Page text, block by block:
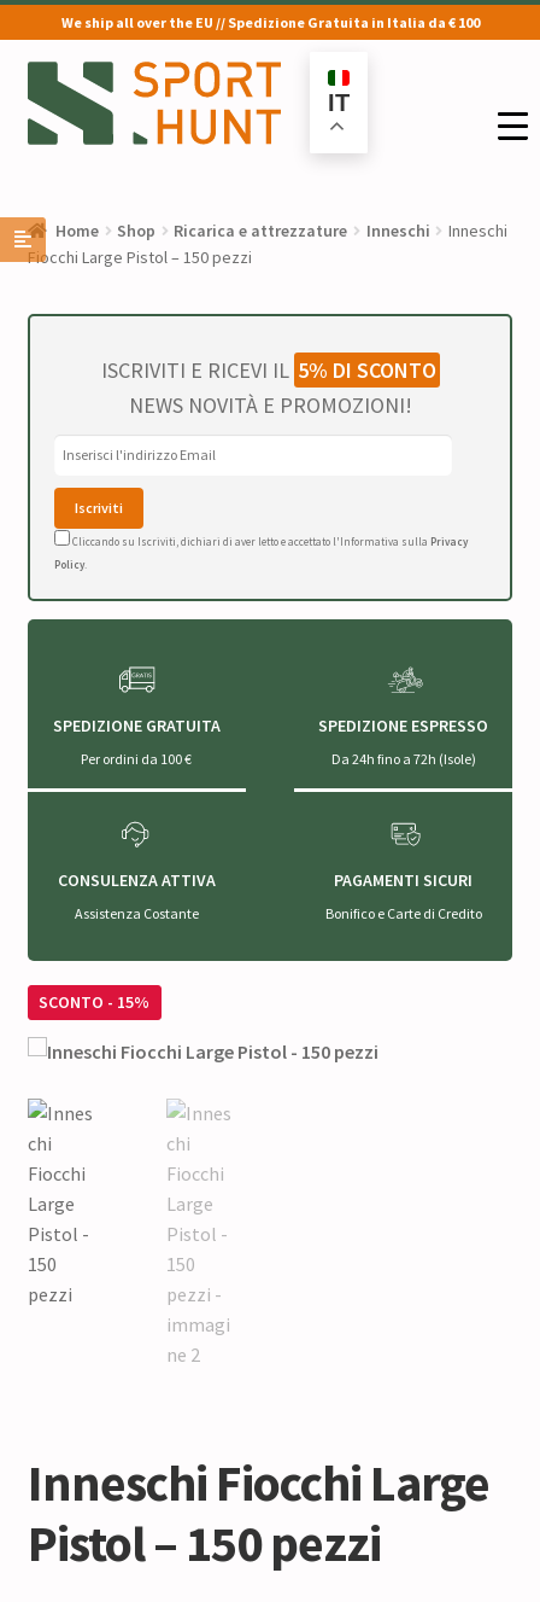
We ship all over the EU // Spedizione Gratuita in Italia da € 100
Vai
alla
navigazione
Vai
al
contenuto
IT
Home Shop Ricarica e attrezzature Inneschi
Inneschi
Fiocchi Large Pistol – 150 pezzi
ISCRIVITI E RICEVI IL 5% DI SCONTO
NEWS NOVITÀ E PROMOZIONI!
Cliccando su Iscriviti, dichiari di aver letto e accettato l'Informativa sulla Privacy
Policy.
SPEDIZIONE GRATUITA
Per ordini da 100 €
SPEDIZIONE ESPRESSO
Da 24h fino a 72h (Isole)
CONSULENZA ATTIVA
Assistenza Costante
PAGAMENTI SICURI
Bonifico e Carte di Credito
SCONTO - 15%
Inneschi Fiocchi Large
Pistol – 150 pezzi